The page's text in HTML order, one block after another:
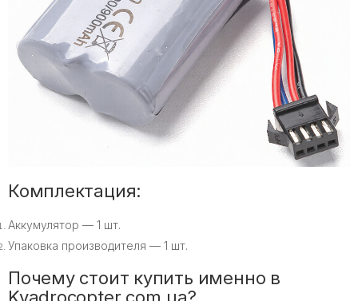
Комплектация:
Аккумулятор — 1 шт.
Упаковка производителя — 1 шт.
Почему стоит купить именно в